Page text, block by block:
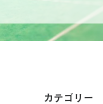
カテゴリー